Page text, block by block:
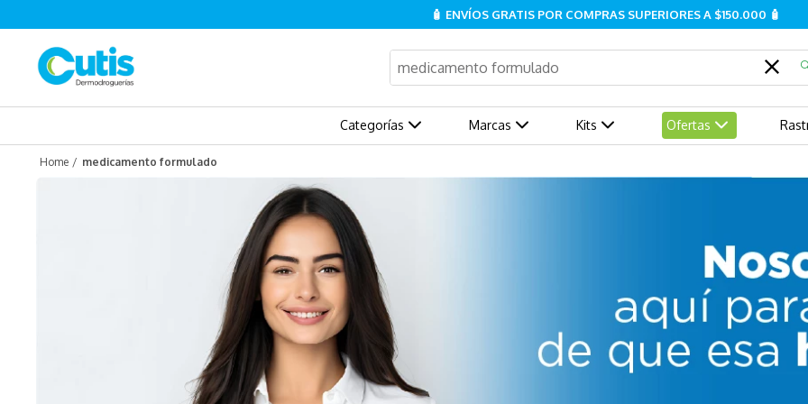
🧴 ENVÍOS GRATIS POR COMPRAS SUPERIORES A $150.000 🧴
¿Qué estás buscando?
Categorías Marcas Kits Ofertas
medicamento formulado